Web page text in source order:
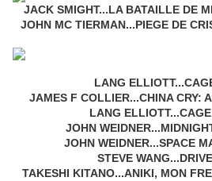
JACK SMIGHT...LA BATAILLE DE
JOHN MC TIERMAN...PIEGE DE
LANG
JAMES F COLLIER...CHINA CRY:
LANG
JOHN
JOHN WEIDNER...SPACE
STEVE
TAKESHI KITANO...ANIKI, MON